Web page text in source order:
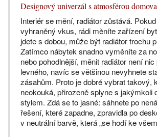
Designový univerzál s atmosférou domova
Interiér se mění, radiátor zůstává.
vyhraněný vkus, rádi měníte zařízení
jdete s dobou, může být radiátor trochu
Zatímco nábytek snadno vyměníte za
nebo pohodlnější, měnit radiátor není
levného, navíc se většinou nevyhnete
zásahům. Proto je dobré vybrat takový,
neokouká, přirozeně splyne s jakýmkoli
stylem. Zdá se to jasné: sáhnete po
řešení, které zapadne, zpravidla po
v neutrální barvě, která „se hodí ke